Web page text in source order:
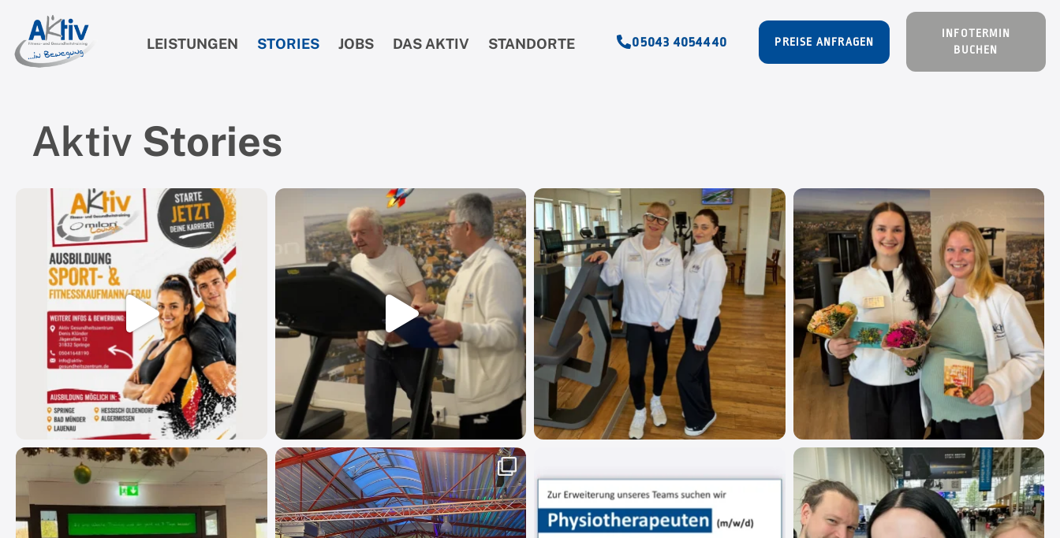
LEISTUNGEN STORIES JOBS DAS AKTIV STANDORTE 05043 4054440 PREISE ANFRAGEN
INFOTERMIN
BUCHEN
Aktiv Stories